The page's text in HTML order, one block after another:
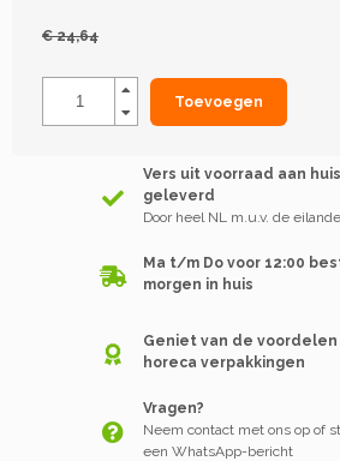
€ 24,64
Toevoegen
Vers uit voorraad aan huis
geleverd
Door heel NL m.u.v. de
Ma t/m Do voor 12:00
morgen in huis
Geniet van de voordelen
horeca verpakkingen
Vragen?
Neem contact met ons op of
een WhatsApp-bericht